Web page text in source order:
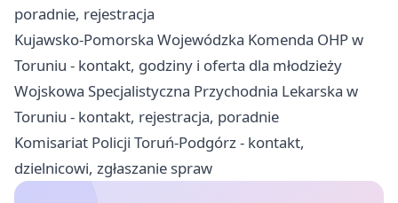
poradnie, rejestracja
Kujawsko-Pomorska Wojewódzka Komenda OHP w
Toruniu - kontakt, godziny i oferta dla młodzieży
Wojskowa Specjalistyczna Przychodnia Lekarska w
Toruniu - kontakt, rejestracja, poradnie
Komisariat Policji Toruń-Podgórz - kontakt,
dzielnicowi, zgłaszanie spraw